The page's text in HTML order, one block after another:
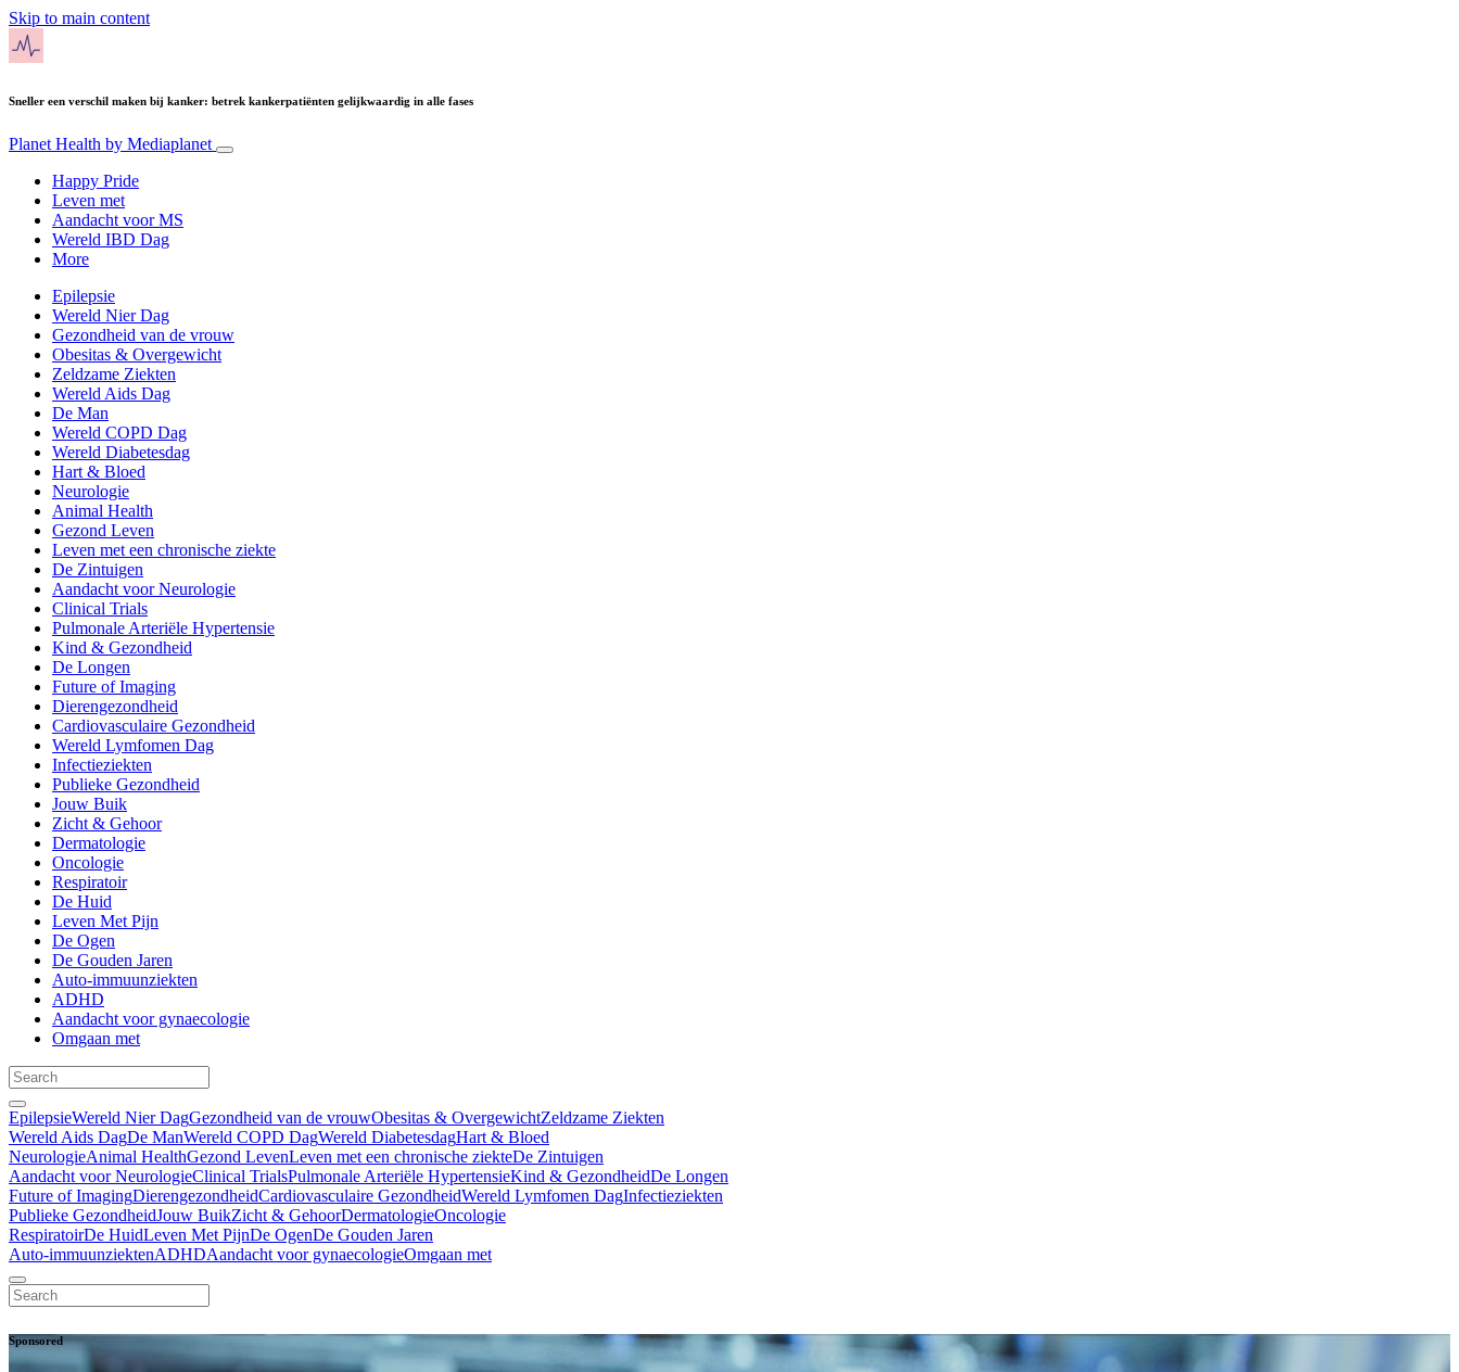
Skip to main content
Sneller een verschil maken bij kanker: betrek kankerpatiënten gelijkwaardig in alle fases
Planet Health by Mediaplanet
Happy Pride
Leven met
Aandacht voor MS
Wereld IBD Dag
More
Epilepsie
Wereld Nier Dag
Gezondheid van de vrouw
Obesitas & Overgewicht
Zeldzame Ziekten
Wereld Aids Dag
De Man
Wereld COPD Dag
Wereld Diabetesdag
Hart & Bloed
Neurologie
Animal Health
Gezond Leven
Leven met een chronische ziekte
De Zintuigen
Aandacht voor Neurologie
Clinical Trials
Pulmonale Arteriële Hypertensie
Kind & Gezondheid
De Longen
Future of Imaging
Dierengezondheid
Cardiovasculaire Gezondheid
Wereld Lymfomen Dag
Infectieziekten
Publieke Gezondheid
Jouw Buik
Zicht & Gehoor
Dermatologie
Oncologie
Respiratoir
De Huid
Leven Met Pijn
De Ogen
De Gouden Jaren
Auto-immuunziekten
ADHD
Aandacht voor gynaecologie
Omgaan met
EpilepsieWereld Nier DagGezondheid van de vrouwObesitas & OvergewichtZeldzame Ziekten
Wereld Aids DagDe ManWereld COPD DagWereld DiabetesdagHart & Bloed
NeurologieAnimal HealthGezond LevenLeven met een chronische ziekteDe Zintuigen
Aandacht voor NeurologieClinical TrialsPulmonale Arteriële HypertensieKind & GezondheidDe Longen
Future of ImagingDierengezondheidCardiovasculaire GezondheidWereld Lymfomen DagInfectieziekten
Publieke GezondheidJouw BuikZicht & GehoorDermatologieOncologie
RespiratoirDe HuidLeven Met PijnDe OgenDe Gouden Jaren
Auto-immuunziektenADHDAandacht voor gynaecologieOmgaan met
Sponsored